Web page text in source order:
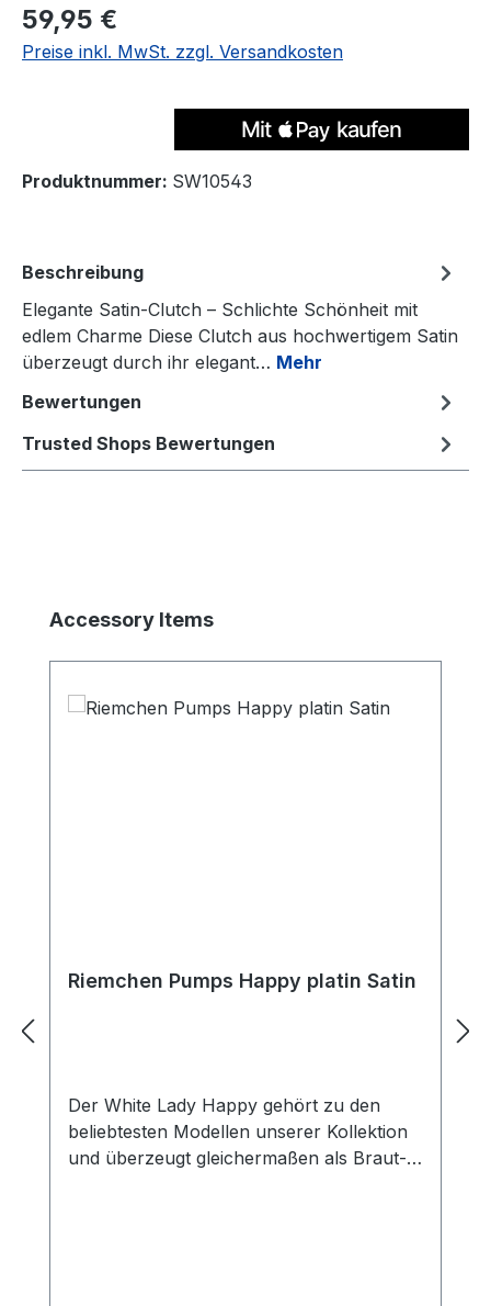
Regulärer Preis:
59,95 €
Preise inkl. MwSt. zzgl. Versandkosten
Produktnummer: SW10543
Beschreibung
Elegante Satin-Clutch – Schlichte Schönheit mit
edlem Charme Diese Clutch aus hochwertigem Satin
überzeugt durch ihr elegant… Mehr
Bewertungen
Trusted Shops Bewertungen
Produktgalerie überspringen
Accessory Items
Riemchen Pumps Happy platin Satin
Der White Lady Happy gehört zu den
beliebtesten Modellen unserer Kollektion
und überzeugt gleichermaßen als Braut-